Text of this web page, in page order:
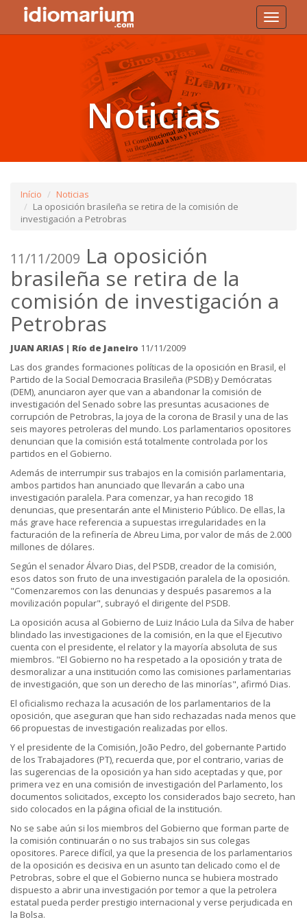
Toggle
Noticias
Início
Noticias
La oposición brasileña se retira de la comisión de
investigación a Petrobras
11/11/2009 La oposición
brasileña se retira de la
comisión de investigación a
Petrobras
JUAN ARIAS | Río de Janeiro 11/11/2009
Las dos grandes formaciones políticas de la oposición en Brasil, el
Partido de la Social Democracia Brasileña (PSDB) y Demócratas
(DEM), anunciaron ayer que van a abandonar la comisión de
investigación del Senado sobre las presuntas acusaciones de
corrupción de Petrobras, la joya de la corona de Brasil y una de las
seis mayores petroleras del mundo. Los parlamentarios opositores
denuncian que la comisión está totalmente controlada por los
partidos en el Gobierno.
Además de interrumpir sus trabajos en la comisión parlamentaria,
ambos partidos han anunciado que llevarán a cabo una
investigación paralela. Para comenzar, ya han recogido 18
denuncias, que presentarán ante el Ministerio Público. De ellas, la
más grave hace referencia a supuestas irregularidades en la
facturación de la refinería de Abreu Lima, por valor de más de 2.000
millones de dólares.
Según el senador Álvaro Dias, del PSDB, creador de la comisión,
esos datos son fruto de una investigación paralela de la oposición.
"Comenzaremos con las denuncias y después pasaremos a la
movilización popular", subrayó el dirigente del PSDB.
La oposición acusa al Gobierno de Luiz Inácio Lula da Silva de haber
blindado las investigaciones de la comisión, en la que el Ejecutivo
cuenta con el presidente, el relator y la mayoría absoluta de sus
miembros. "El Gobierno no ha respetado a la oposición y trata de
desmoralizar a una institución como las comisiones parlamentarias
de investigación, que son un derecho de las minorías", afirmó Dias.
El oficialismo rechaza la acusación de los parlamentarios de la
oposición, que aseguran que han sido rechazadas nada menos que
66 propuestas de investigación realizadas por ellos.
Y el presidente de la Comisión, João Pedro, del gobernante Partido
de los Trabajadores (PT), recuerda que, por el contrario, varias de
las sugerencias de la oposición ya han sido aceptadas y que, por
primera vez en una comisión de investigación del Parlamento, los
documentos solicitados, excepto los considerados bajo secreto, han
sido colocados en la página oficial de la institución.
No se sabe aún si los miembros del Gobierno que forman parte de
la comisión continuarán o no sus trabajos sin sus colegas
opositores. Parece difícil, ya que la presencia de los parlamentarios
de la oposición es decisiva en un asunto tan delicado como el de
Petrobras, sobre el que el Gobierno nunca se hubiera mostrado
dispuesto a abrir una investigación por temor a que la petrolera
estatal pueda perder prestigio internacional y verse perjudicada en
la Bolsa.